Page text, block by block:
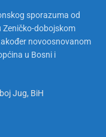
sporazuma od
Zeničko-dobojskom
novoosnovanom
u Bosni i
Jug, BiH